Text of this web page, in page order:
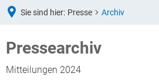
Sie sind hier: Presse Archiv
Archiv
Pressearchiv
Mitteilungen 2024